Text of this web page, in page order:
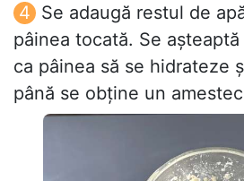
Se adaugă restul de
pâinea tocată. Se
ca pâinea să se hidrateze
până se obține un